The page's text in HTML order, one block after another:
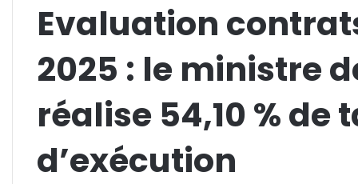
Evaluation
2025 : le ministre
réalise 54,10 % de
d’exécution